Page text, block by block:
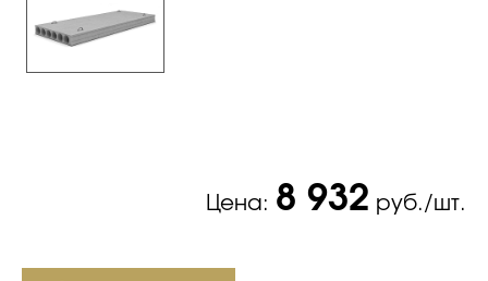
Цена: 8 932 руб./шт.